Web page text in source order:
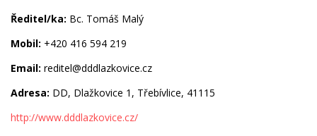
Ředitel/ka: Bc. Tomáš Malý
Mobil: +420 416 594 219
Email: reditel@dddlazkovice.cz
Adresa: DD, Dlažkovice 1, Třebívlice, 41115
http://www.dddlazkovice.cz/